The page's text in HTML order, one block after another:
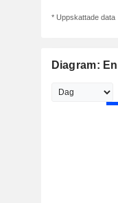
* Uppskattade data
Diagram: